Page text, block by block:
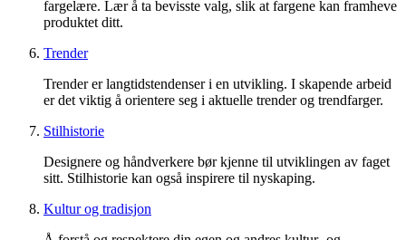
fargelære. Lær å ta bevisste valg, slik at fargene kan framheve
produktet ditt.
Trender
Trender er langtidstendenser i en utvikling. I skapende arbeid
er det viktig å orientere seg i aktuelle trender og trendfarger.
Stilhistorie
Designere og håndverkere bør kjenne til utviklingen av faget
sitt. Stilhistorie kan også inspirere til nyskaping.
Kultur og tradisjon